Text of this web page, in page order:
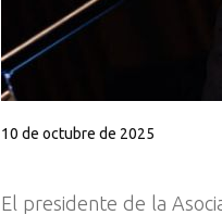
10 de octubre de 2025
El presidente de la